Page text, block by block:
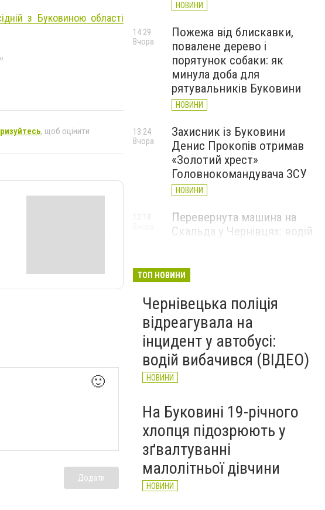
з Буковиною області
, щоб оцінити
🙂
Додати
НОВИНИ
Пожежа від блискавки,
повалене дерево і
порятунок собаки: як
минула доба для
рятувальників Буковини
НОВИНИ
14:29
Вчора
Захисник із Буковини
Денис Прокопів отримав
«Золотий хрест»
Головнокомандувача ЗСУ
НОВИНИ
13:24
Вчора
Перевернута машина на
Скальда у Чернівцях: водій
12:18
зафіксували новий
історичний температурний
максимум
НОВИНИ
Вчора
ТОП НОВИНИ
Чернівецька поліція
відреагувала на
інцидент у автобусі:
водій вибачився (ВІДЕО)
НОВИНИ
На Буковині 19-річного
хлопця підозрюють у
зґвалтуванні
малолітньої дівчини
НОВИНИ